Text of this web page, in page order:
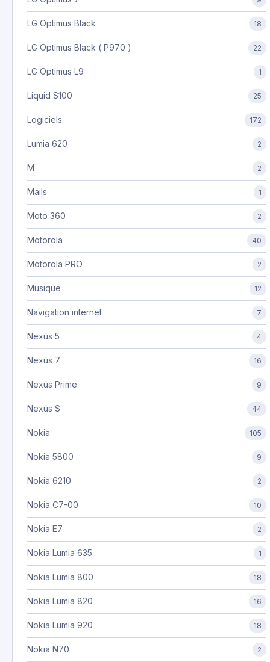
LG Optimus Black 18
LG Optimus Black ( P970 ) 22
LG Optimus L9 1
Liquid S100 25
Logiciels 172
Lumia 620 2
M 2
Mails 1
Moto 360 2
Motorola 40
Motorola PRO 2
Musique 12
Navigation internet 7
Nexus 5 4
Nexus 7 16
Nexus Prime 9
Nexus S 44
Nokia 105
Nokia 5800 9
Nokia 6210 2
Nokia C7-00 10
Nokia E7 2
Nokia Lumia 635 1
Nokia Lumia 800 18
Nokia Lumia 820 16
Nokia Lumia 920 18
Nokia N70 2